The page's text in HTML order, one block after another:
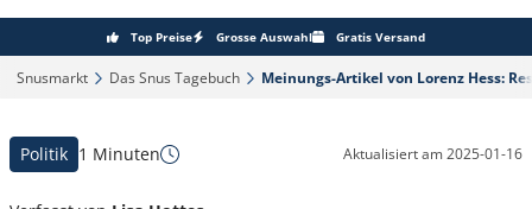
Top Preise Grosse Auswahl Gratis Versand
Snusmarkt‎ Das Snus Tagebuch‎ Meinungs-Artikel von Lorenz Hess:
Politik 1 Minuten Aktualisiert am2025-01-16